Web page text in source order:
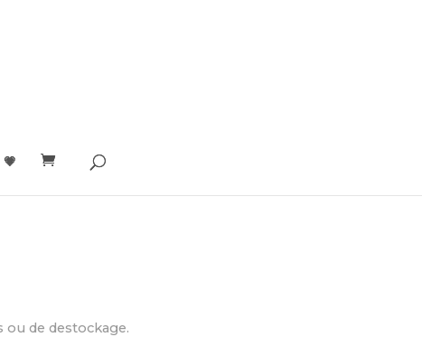
💗
ou de destockage.